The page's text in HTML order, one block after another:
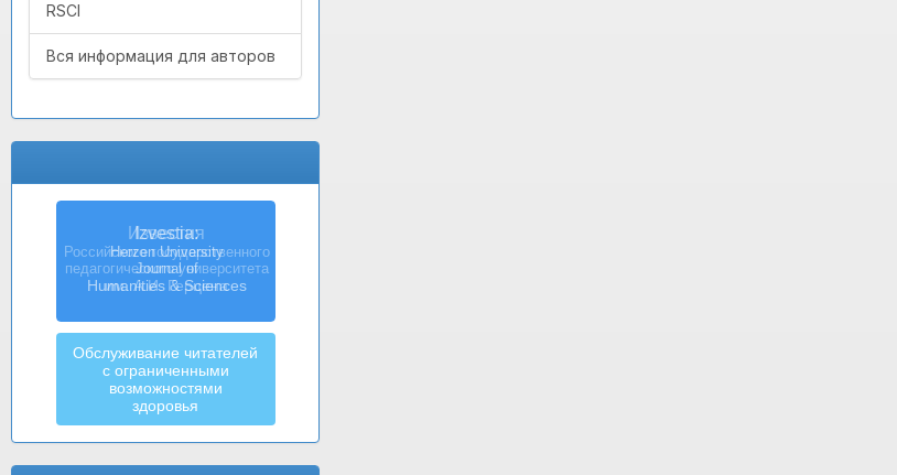
RSCI
Вся информация для авторов
Izvestia:
Herzen University
Journal of
Humanities & Sciences
Обслуживание читателей
с ограниченными
возможностями
здоровья